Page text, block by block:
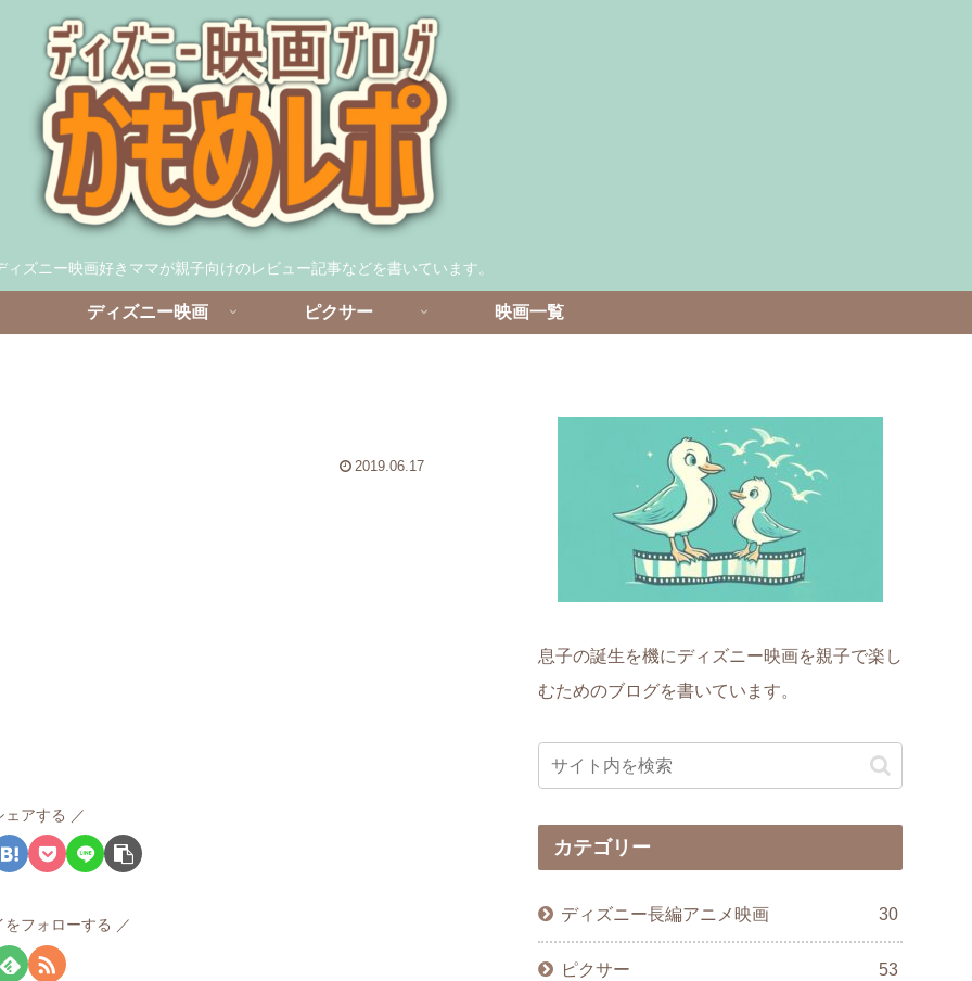
ィズニー映画好きママが親子向けのレビュー記事などを書いています。
ディズニー映画 ピクサー 映画一覧
2019.06.17
ェアする
をフォローする
息子の誕生を機にディズニー映画を親子で楽し
むためのブログを書いています。
カテゴリー
ディズニー長編アニメ映画 30
ピクサー 53